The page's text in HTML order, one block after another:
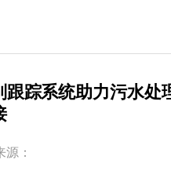
踪系统助力污水处
源：